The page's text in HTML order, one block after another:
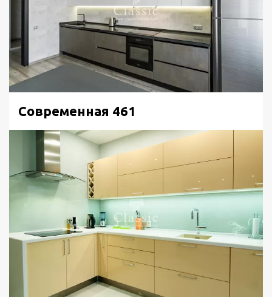
Современная 461